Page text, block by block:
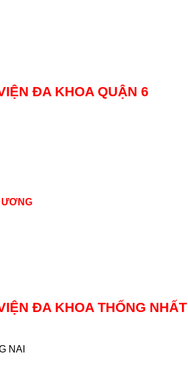
ĐA KHOA QUẬN 6
ƯƠNG
ĐA KHOA THỐNG NHẤT
NAI